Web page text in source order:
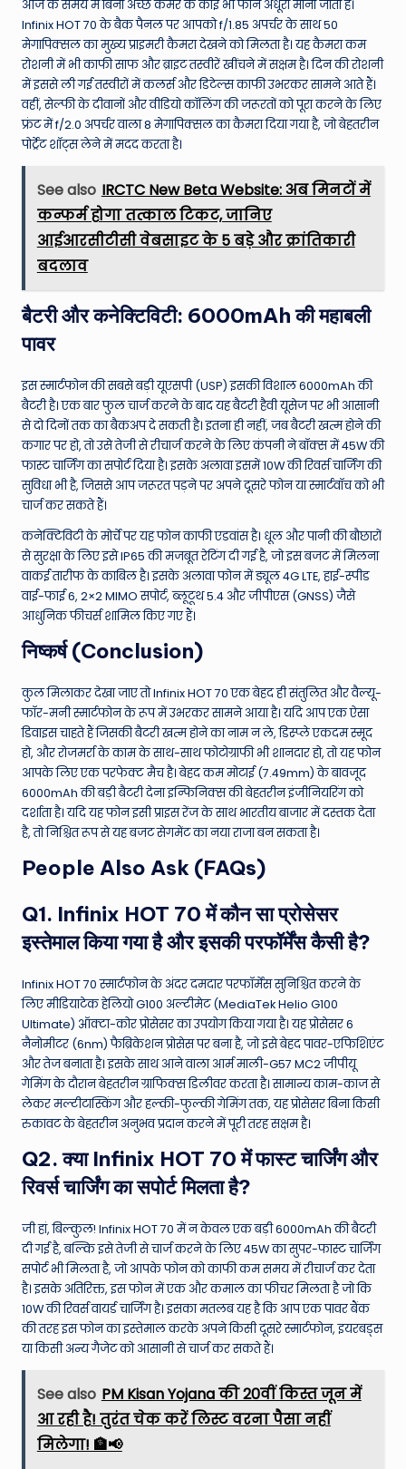
आज के समय में बिना अच्छे कैमरे के कोई भी फोन अधूरा माना जाता है।
Infinix HOT 70 के बैक पैनल पर आपको f/1.85 अपर्चर के साथ 50
मेगापिक्सल का मुख्य प्राइमरी कैमरा देखने को मिलता है। यह कैमरा कम
रोशनी में भी काफी साफ और ब्राइट तस्वीरें खींचने में सक्षम है। दिन की रोशनी
में इससे ली गई तस्वीरों में कलर्स और डिटेल्स काफी उभरकर सामने आते हैं।
वहीं, सेल्फी के दीवानों और वीडियो कॉलिंग की जरूरतों को पूरा करने के लिए
फ्रंट में f/2.0 अपर्चर वाला 8 मेगापिक्सल का कैमरा दिया गया है, जो बेहतरीन
पोर्ट्रेट शॉट्स लेने में मदद करता है।
See also IRCTC New Beta Website: अब मिनटों में
कन्फर्म होगा तत्काल टिकट, जानिए
आईआरसीटीसी वेबसाइट के 5 बड़े और क्रांतिकारी
बदलाव
बैटरी और कनेक्टिविटी: 6000mAh की महाबली
पावर
इस स्मार्टफोन की सबसे बड़ी यूएसपी (USP) इसकी विशाल 6000mAh की
बैटरी है। एक बार फुल चार्ज करने के बाद यह बैटरी हैवी यूसेज पर भी आसानी
से दो दिनों तक का बैकअप दे सकती है। इतना ही नहीं, जब बैटरी खत्म होने की
कगार पर हो, तो उसे तेजी से रीचार्ज करने के लिए कंपनी ने बॉक्स में 45W की
फास्ट चार्जिंग का सपोर्ट दिया है। इसके अलावा इसमें 10W की रिवर्स चार्जिंग की
सुविधा भी है, जिससे आप जरूरत पड़ने पर अपने दूसरे फोन या स्मार्टवॉच को भी
चार्ज कर सकते हैं।
कनेक्टिविटी के मोर्चे पर यह फोन काफी एडवांस है। धूल और पानी की बौछारों
से सुरक्षा के लिए इसे IP65 की मजबूत रेटिंग दी गई है, जो इस बजट में मिलना
वाकई तारीफ के काबिल है। इसके अलावा फोन में ड्यूल 4G LTE, हाई-स्पीड
वाई-फाई 6, 2×2 MIMO सपोर्ट, ब्लूटूथ 5.4 और जीपीएस (GNSS) जैसे
आधुनिक फीचर्स शामिल किए गए हैं।
निष्कर्ष (Conclusion)
कुल मिलाकर देखा जाए तो Infinix HOT 70 एक बेहद ही संतुलित और वैल्यू-
फॉर-मनी स्मार्टफोन के रूप में उभरकर सामने आया है। यदि आप एक ऐसा
डिवाइस चाहते हैं जिसकी बैटरी खत्म होने का नाम न ले, डिस्प्ले एकदम स्मूद
हो, और रोजमर्रा के काम के साथ-साथ फोटोग्राफी भी शानदार हो, तो यह फोन
आपके लिए एक परफेक्ट मैच है। बेहद कम मोटाई (7.49mm) के बावजूद
6000mAh की बड़ी बैटरी देना इन्फिनिक्स की बेहतरीन इंजीनियरिंग को
दर्शाता है। यदि यह फोन इसी प्राइस रेंज के साथ भारतीय बाजार में दस्तक देता
है, तो निश्चित रूप से यह बजट सेगमेंट का नया राजा बन सकता है।
People Also Ask (FAQs)
Q1. Infinix HOT 70 में कौन सा प्रोसेसर
इस्तेमाल किया गया है और इसकी परफॉर्मेंस कैसी है?
Infinix HOT 70 स्मार्टफोन के अंदर दमदार परफॉर्मेंस सुनिश्चित करने के
लिए मीडियाटेक हेलियो G100 अल्टीमेट (MediaTek Helio G100
Ultimate) ऑक्टा-कोर प्रोसेसर का उपयोग किया गया है। यह प्रोसेसर 6
नैनोमीटर (6nm) फैब्रिकेशन प्रोसेस पर बना है, जो इसे बेहद पावर-एफिशिएंट
और तेज बनाता है। इसके साथ आने वाला आर्म माली-G57 MC2 जीपीयू
गेमिंग के दौरान बेहतरीन ग्राफिक्स डिलीवर करता है। सामान्य काम-काज से
लेकर मल्टीटास्किंग और हल्की-फुल्की गेमिंग तक, यह प्रोसेसर बिना किसी
रुकावट के बेहतरीन अनुभव प्रदान करने में पूरी तरह सक्षम है।
Q2. क्या Infinix HOT 70 में फास्ट चार्जिंग और
रिवर्स चार्जिंग का सपोर्ट मिलता है?
जी हां, बिल्कुल! Infinix HOT 70 में न केवल एक बड़ी 6000mAh की बैटरी
दी गई है, बल्कि इसे तेजी से चार्ज करने के लिए 45W का सुपर-फास्ट चार्जिंग
सपोर्ट भी मिलता है, जो आपके फोन को काफी कम समय में रीचार्ज कर देता
है। इसके अतिरिक्त, इस फोन में एक और कमाल का फीचर मिलता है जो कि
10W की रिवर्स वायर्ड चार्जिंग है। इसका मतलब यह है कि आप एक पावर बैंक
की तरह इस फोन का इस्तेमाल करके अपने किसी दूसरे स्मार्टफोन, इयरबड्स
या किसी अन्य गैजेट को आसानी से चार्ज कर सकते हैं।
See also PM Kisan Yojana की 20वीं किस्त जून में
आ रही है! तुरंत चेक करें लिस्ट वरना पैसा नहीं
मिलेगा! 🏦📢